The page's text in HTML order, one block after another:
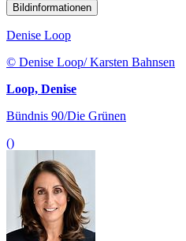
Bildinformationen
Denise Loop
© Denise Loop/ Karsten Bahnsen
Loop, Denise
Bündnis 90/Die Grünen
()